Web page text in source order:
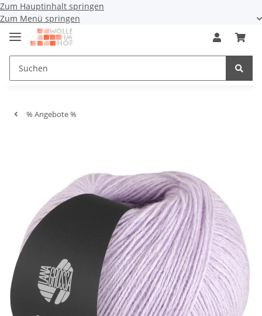
Zum Hauptinhalt springen
Zum Menü springen
% Angebote %